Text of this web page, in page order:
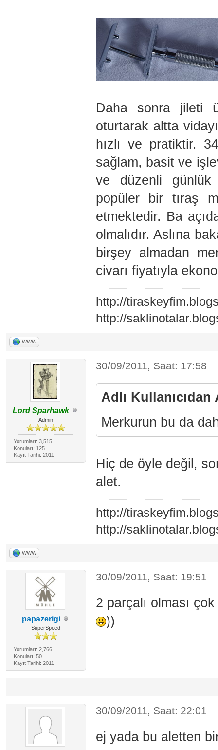
Daha sonra jileti
oturtarak altta
hızlı ve pratiktir.
sağlam, basit ve
ve düzenli günlük
popüler bir tıraş
etmektedir. Ba
olmalıdır. Aslına
birşey almadan
civarı fiyatıyla
http://
http://
WWW
Lord Sparhawk
Admin
Yorumları: 3,515
Konuları: 125
Kayıt Tarihi: 2011
30/09/2011, Saat: 17:58
Adlı Kullanıcıdan
Merkurun bu da
Hiç de öyle değil,
alet.
http://
http://
WWW
papazerigi
SuperSpeed
Yorumları: 2,766
Konuları: 50
Kayıt Tarihi: 2011
30/09/2011, Saat: 19:51
2 parçalı olması
))
30/09/2011, Saat: 22:01
ej yada bu aletten